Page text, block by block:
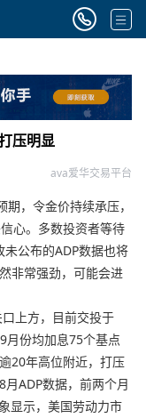
压明显
ava爱华交易平台
，令金价持续承压，
心。多数投资者等待
公布的ADP数据也将
非常强劲，可能会进
上方，目前交投于
月份均加息75个基点
20年高位附近，打压
ADP数据，前两个月
显示，美国劳动力市